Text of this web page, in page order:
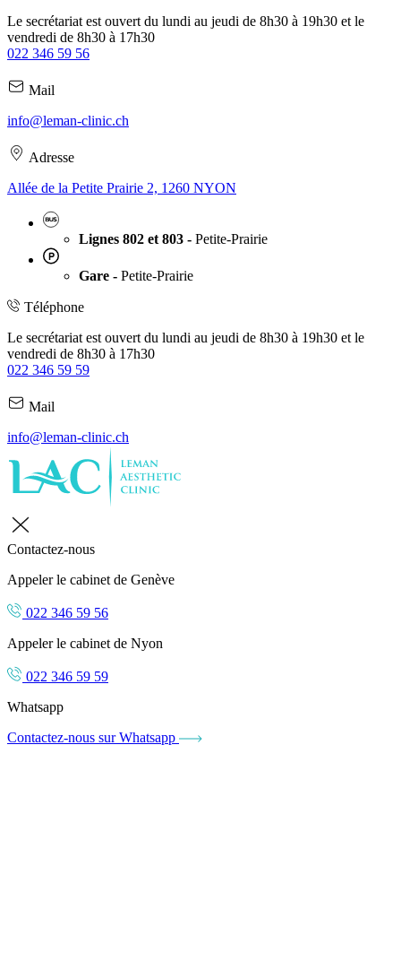
Le secrétariat est ouvert du lundi au jeudi de 8h30 à 19h30 et le
vendredi de 8h30 à 17h30
022 346 59 56
Mail
info@leman-clinic.ch
Adresse
Allée de la Petite Prairie 2, 1260 NYON
Lignes 802 et 803 - Petite-Prairie
Gare - Petite-Prairie
Téléphone
Le secrétariat est ouvert du lundi au jeudi de 8h30 à 19h30 et le
vendredi de 8h30 à 17h30
022 346 59 59
Mail
info@leman-clinic.ch
Contactez-nous
Appeler le cabinet de Genève
022 346 59 56
Appeler le cabinet de Nyon
022 346 59 59
Whatsapp
Contactez-nous sur Whatsapp